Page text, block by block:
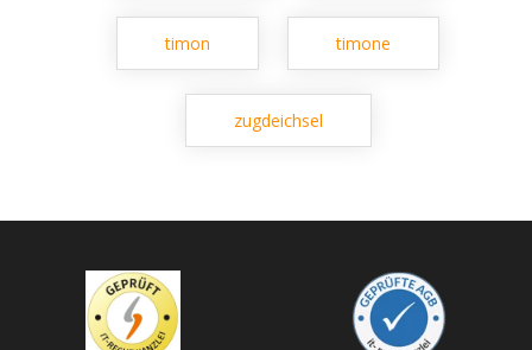
timon timone
zugdeichsel